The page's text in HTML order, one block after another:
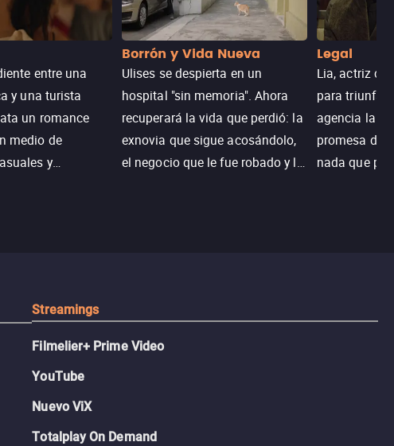
entre una
y una turista
un romance
medio de
y
Borrón y Vida Nueva
Ulises se despierta en un
hospital "sin memoria". Ahora
recuperará la vida que perdió: la
exnovia que sigue acosándolo,
el negocio que le fue robado y la
Legal
Lia, actriz
para triunfar
agencia la
promesa de
nada que
Streamings
Filmelier+ Prime Video
YouTube
Nuevo ViX
Totalplay On Demand